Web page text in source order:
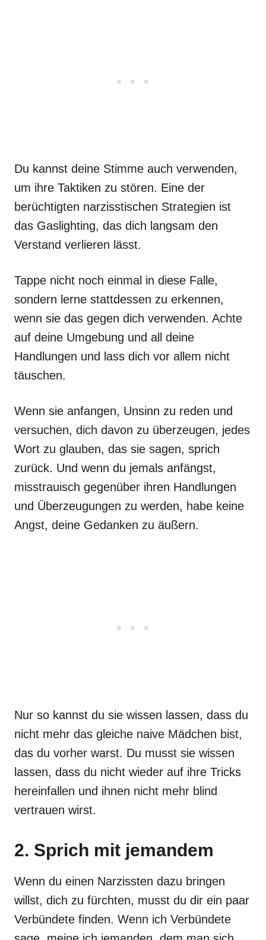
Du kannst deine Stimme auch verwenden,
um ihre Taktiken zu stören. Eine der
berüchtigten narzisstischen Strategien ist
das Gaslighting, das dich langsam den
Verstand verlieren lässt.
Tappe nicht noch einmal in diese Falle,
sondern lerne stattdessen zu erkennen,
wenn sie das gegen dich verwenden. Achte
auf deine Umgebung und all deine
Handlungen und lass dich vor allem nicht
täuschen.
Wenn sie anfangen, Unsinn zu reden und
versuchen, dich davon zu überzeugen, jedes
Wort zu glauben, das sie sagen, sprich
zurück. Und wenn du jemals anfängst,
misstrauisch gegenüber ihren Handlungen
und Überzeugungen zu werden, habe keine
Angst, deine Gedanken zu äußern.
Nur so kannst du sie wissen lassen, dass du
nicht mehr das gleiche naive Mädchen bist,
das du vorher warst. Du musst sie wissen
lassen, dass du nicht wieder auf ihre Tricks
hereinfallen und ihnen nicht mehr blind
vertrauen wirst.
2. Sprich mit jemandem
Wenn du einen Narzissten dazu bringen
willst, dich zu fürchten, musst du dir ein paar
Verbündete finden. Wenn ich Verbündete